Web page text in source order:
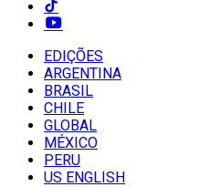
EDIÇÕES
ARGENTINA
BRASIL
CHILE
GLOBAL
MÉXICO
PERU
US ENGLISH